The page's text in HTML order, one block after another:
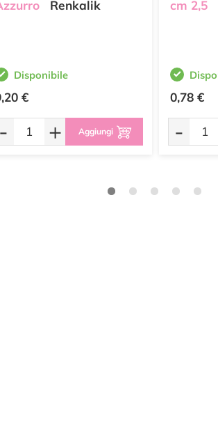
Renkalik
Disponibile
€
- + Aggiungi
cm 2,5
0,78 €
-